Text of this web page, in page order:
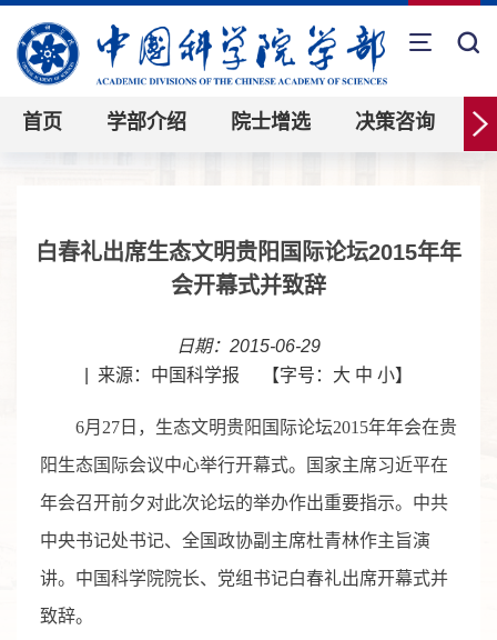
首页 学部介绍 院士增选 决策咨询
白春礼出席生态文明贵阳国际论坛2015年年
会开幕式并致辞
日期：2015-06-29
来源：中国科学报 【字号： 大 中 小】
6月27日，生态文明贵阳国际论坛2015年年会在贵
阳生态国际会议中心举行开幕式。国家主席习近平在
年会召开前夕对此次论坛的举办作出重要指示。中共
中央书记处书记、全国政协副主席杜青林作主旨演
讲。中国科学院院长、党组书记白春礼出席开幕式并
致辞。